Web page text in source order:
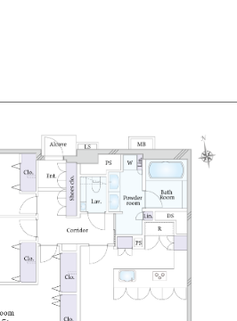
部には土のあたたかな表情を
せっ器質タイルを配し、建物
リウム回廊とホテルライクな迎
や通気性を確保するために高低
ような回廊（アトリウム）を設
の壁とダークグリーンの大理石
ンスロビーや、ガラス越しに眺
ど、都市の喧噪を忘れさせる潤